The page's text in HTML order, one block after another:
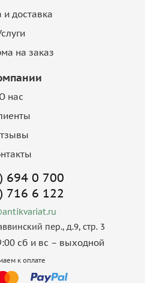
и доставка
на заказ
О нас
694 0 700
716 6 122
пер., д.9, стр. 3
сб и вс – выходной
к оплате